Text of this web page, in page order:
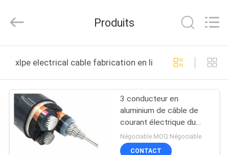
PRODUITS
VIDÉOS
Cable
(Group)
All
Reserved.
Produits
xlpe electrical cable fabrication en ligne
3 conducteur en
aluminium de câble de
courant électrique du
système mv XLPE de
noyaux 2 ans de garantie
Négociable MOQ:Négociable
CONTACT